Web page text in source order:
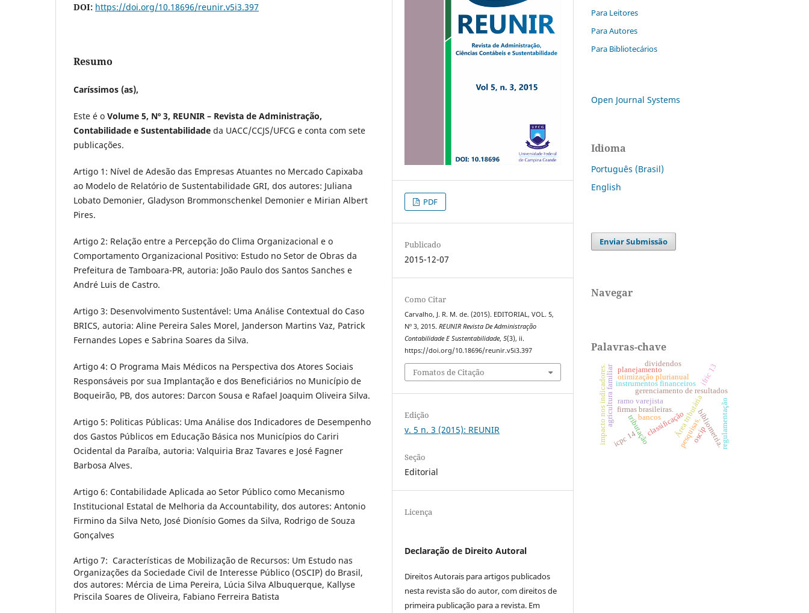
DOI: https://doi.org/10.18696/reunir.v5i3.397
Resumo
Caríssimos (as),
Este é o Volume 5, Nº 3, REUNIR – Revista de Administração,
Contabilidade e Sustentabilidade da UACC/CCJS/UFCG e conta com sete
publicações.
Artigo 1: Nível de Adesão das Empresas Atuantes no Mercado Capixaba
ao Modelo de Relatório de Sustentabilidade GRI, dos autores: Juliana
Lobato Demonier, Gladyson Brommonschenkel Demonier e Mirian Albert
Pires.
Artigo 2: Relação entre a Percepção do Clima Organizacional e o
Comportamento Organizacional Positivo: Estudo no Setor de Obras da
Prefeitura de Tamboara-PR, autoria: João Paulo dos Santos Sanches e
André Luis de Castro.
Artigo 3: Desenvolvimento Sustentável: Uma Análise Contextual do Caso
BRICS, autoria: Aline Pereira Sales Morel, Janderson Martins Vaz, Patrick
Fernandes Lopes e Sabrina Soares da Silva.
Artigo 4: O Programa Mais Médicos na Perspectiva dos Atores Sociais
Responsáveis por sua Implantação e dos Beneficiários no Município de
Boqueirão, PB, dos autores: Darcon Sousa e Rafael Joaquim Oliveira Silva.
Artigo 5: Politicas Públicas: Uma Análise dos Indicadores de Desempenho
dos Gastos Públicos em Educação Básica nos Municípios do Cariri
Ocidental da Paraíba, autoria: Valquiria Braz Tavares e José Fagner
Barbosa Alves.
Artigo 6: Contabilidade Aplicada ao Setor Público como Mecanismo
Institucional Estatal de Melhoria da Accountability, dos autores: Antonio
Firmino da Silva Neto, José Dionísio Gomes da Silva, Rodrigo de Souza
Gonçalves
Artigo 7: Características de Mobilização de Recursos: Um Estudo nas
Organizações da Sociedade Civil de Interesse Público (OSCIP) do Brasil,
dos autores: Mércia de Lima Pereira, Lúcia Silva Albuquerque, Kallyse
Priscila Soares de Oliveira, Fabiano Ferreira Batista
PDF
Publicado
2015-12-07
Como Citar
Carvalho, J. R. M. de. (2015). EDITORIAL, VOL. 5,
Nº 3, 2015.REUNIR Revista De Administração
Contabilidade E Sustentabilidade,5(3), ii.
https://doi.org/10.18696/reunir.v5i3.397
Fomatos de Citação
Edição
v. 5 n. 3 (2015): REUNIR
Seção
Editorial
Licença
Declaração de Direito Autoral
Direitos Autorais para artigos publicados
nesta revista são do autor, com direitos de
primeira publicação para a revista. Em
Para Leitores
Para Autores
Para Bibliotecários
Open Journal Systems
Idioma
Português (Brasil)
English
Enviar Submissão
Navegar
Palavras-chave
classificaçãoÁrea tributária
tributação
gerenciamento de resultados
firmas brasileiras.
agricultura familiar
bibliometria.
bancos
impacto nos indicadores. regulamentação
instrumentos financeiros
pesquisas.
oscip
ramo varejista
ifric 13
otimização plurianual
planejamento
icpc 14
dividendos